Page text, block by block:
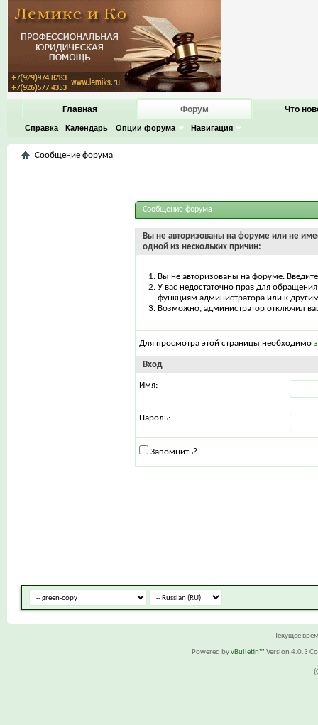
Главная Форум
Справка Календарь Опции форума Навигация
Что
Сообщение форума
Сообщение форума
Вы не авторизованы на форуме или не
одной из нескольких причин:
Вы не авторизованы на форуме.
У вас недостаточно прав для
функциям администратора или к
Возможно, администратор отключил
Для просмотра этой страницы необходимо
Вход
Имя:
Пароль:
Запомнить?
Текущее
Powered byvBulletin™ Version 4.0.3